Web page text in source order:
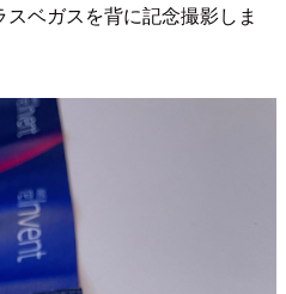
ベガスを背に記念撮影しま